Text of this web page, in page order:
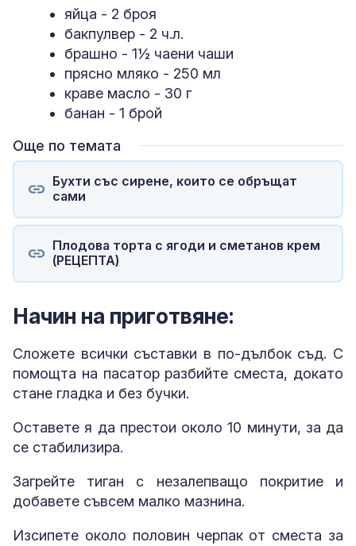
яйца - 2 броя
бакпулвер - 2 ч.л.
брашно - 1½ чаени чаши
прясно мляко - 250 мл
краве масло - 30 г
банан - 1 брой
Още по темата
Бухти със сирене, които се обръщат
сами
Плодова торта с ягоди и сметанов крем
(РЕЦЕПТА)
Начин на приготвяне:
Сложете всички съставки в по-дълбок съд. С
помощта на пасатор разбийте сместа, докато
стане гладка и без бучки.
Оставете я да престои около 10 минути, за да
се стабилизира.
Загрейте тиган с незалепващо покритие и
добавете съвсем малко мазнина.
Изсипете около половин черпак от сместа за